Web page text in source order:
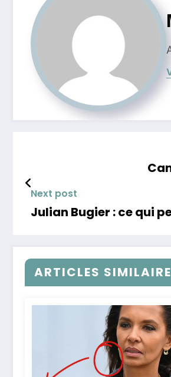
Next post
Julian Bugier : ce qui
ARTICLES